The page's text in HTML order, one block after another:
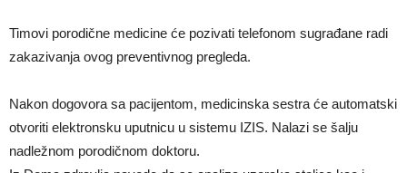
Timovi porodične medicine će pozivati telefonom sugrađane radi
zakazivanja ovog preventivnog pregleda.
Nakon dogovora sa pacijentom, medicinska sestra će automatski
otvoriti elektronsku uputnicu u sistemu IZIS. Nalazi se šalju
nadležnom porodičnom doktoru.